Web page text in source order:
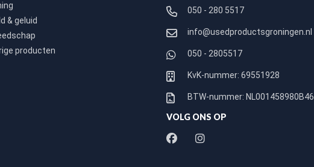
& geluid
producten
050 - 280 5517
info@usedproductsgroningen.nl
050 - 2805517
KvK-nummer: 69551928
BTW-nummer: NL001458980B46
VOLG ONS OP